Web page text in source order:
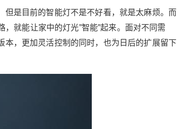
是目前的智能灯不是不好看，就是太麻烦。而
就能让家中的灯光”智能”起来。面对不同需
本，更加灵活控制的同时，也为日后的扩展留下